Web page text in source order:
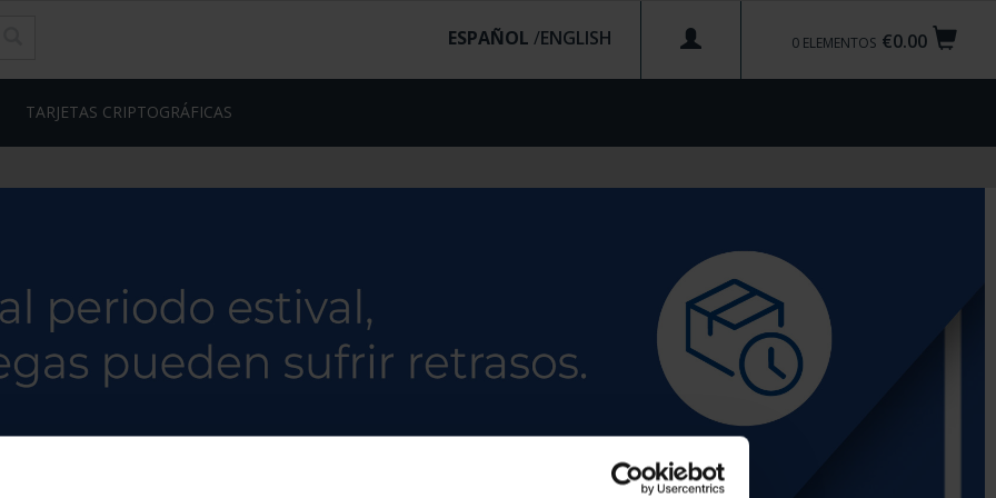
€0.00
0 ELEMENTOS
ESPAÑOL /
TARJETAS CRIPTOGRÁFICAS